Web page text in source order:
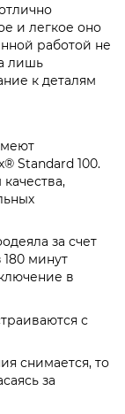
и легкое оно
работой не
лишь
к деталям
Standard 100.
за счет
минут
в
с
снимается, то
за